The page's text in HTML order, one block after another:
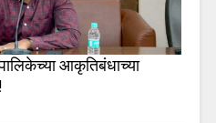
आकृतिबंधाच्या